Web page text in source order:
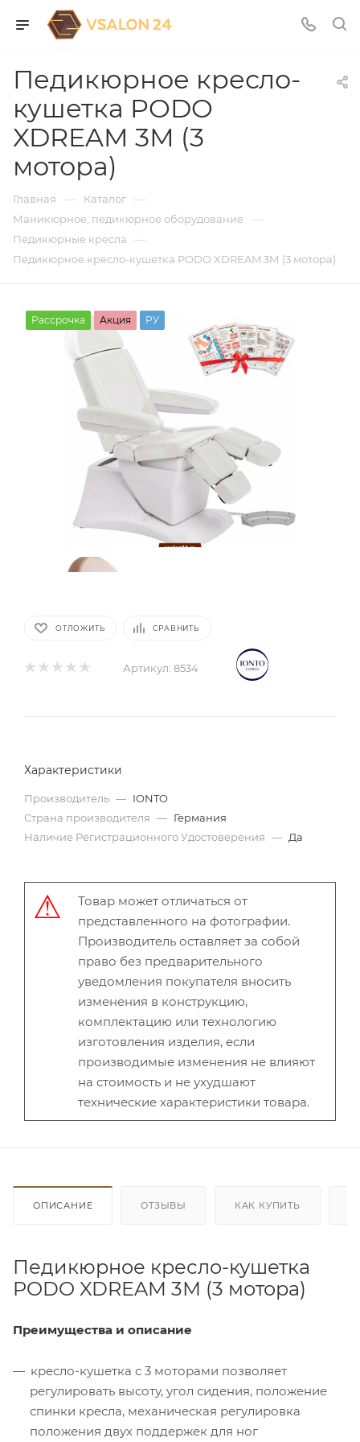
Педикюрное кресло-
кушетка PODO
XDREAM 3М (3
мотора)
Главная — Каталог —
Маникюрное, педикюрное оборудование —
Педикюрные кресла —
Педикюрное кресло-кушетка PODO XDREAM 3М (3 мотора)
Рассрочка Акция РУ
ОТЛОЖИТЬ СРАВНИТЬ
Артикул: 8534
Характеристики
Производитель — IONTO
Страна производителя — Германия
Наличие Регистрационного Удостоверения — Да
Товар может отличаться от
представленного на фотографии.
Производитель оставляет за собой
право без предварительного
уведомления покупателя вносить
изменения в конструкцию,
комплектацию или технологию
изготовления изделия, если
производимые изменения не влияют
на стоимость и не ухудшают
технические характеристики товара.
ОПИСАНИЕ ОТЗЫВЫ КАК КУПИТЬ
Педикюрное кресло-кушетка
PODO XDREAM 3М (3 мотора)
Преимущества и описание
кресло-кушетка с 3 моторами позволяет
регулировать высоту, угол сидения, положение
спинки кресла, механическая регулировка
положения двух поддержек для ног